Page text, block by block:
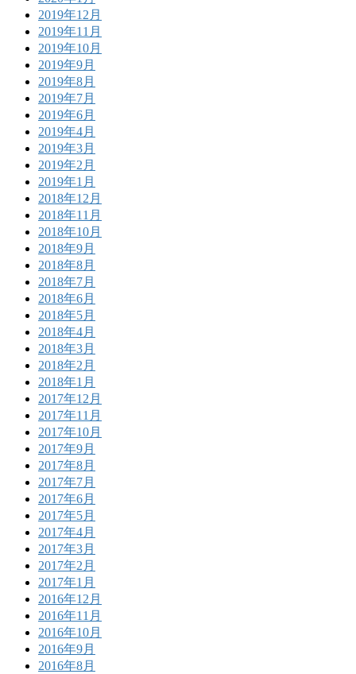
2019年12月
2019年11月
2019年10月
2019年9月
2019年8月
2019年7月
2019年6月
2019年4月
2019年3月
2019年2月
2019年1月
2018年12月
2018年11月
2018年10月
2018年9月
2018年8月
2018年7月
2018年6月
2018年5月
2018年4月
2018年3月
2018年2月
2018年1月
2017年12月
2017年11月
2017年10月
2017年9月
2017年8月
2017年7月
2017年6月
2017年5月
2017年4月
2017年3月
2017年2月
2017年1月
2016年12月
2016年11月
2016年10月
2016年9月
2016年8月